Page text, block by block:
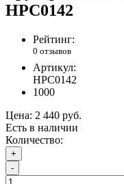
HPC0142
Рейтинг:
0 отзывов
Артикул:
HPC0142
1000
Цена: 2 440 руб.
Есть в наличии
Количество:
+
-